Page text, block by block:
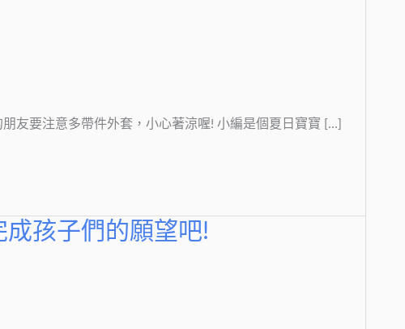
友要注意多帶件外套，小心著涼喔! 小編是個夏日寶寶 […]
孩子們的願望吧!